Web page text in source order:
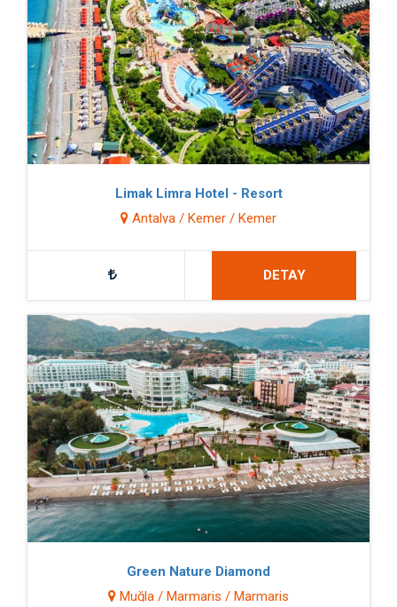
Limak Limra Hotel - Resort
Antalya / Kemer / Kemer
DETAY
Green Nature Diamond
Muğla / Marmaris / Marmaris